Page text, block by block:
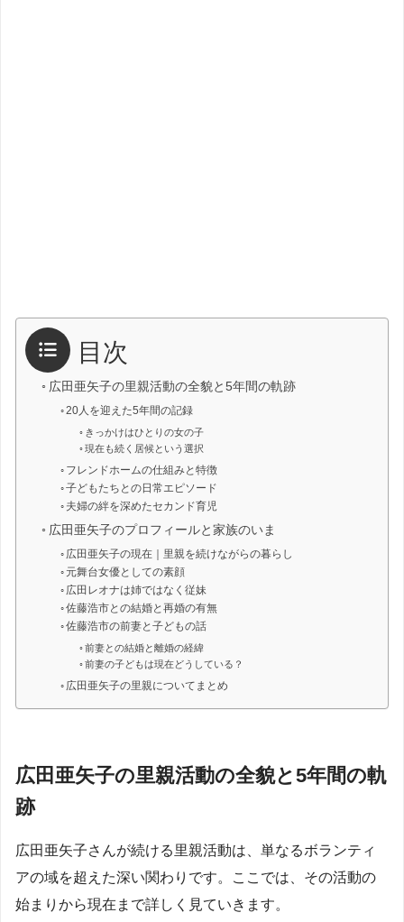
目次
広田亜矢子の里親活動の全貌と5年間の軌跡
20人を迎えた5年間の記録
きっかけはひとりの女の子
現在も続く居候という選択
フレンドホームの仕組みと特徴
子どもたちとの日常エピソード
夫婦の絆を深めたセカンド育児
広田亜矢子のプロフィールと家族のいま
広田亜矢子の現在｜里親を続けながらの暮らし
元舞台女優としての素顔
広田レオナは姉ではなく従妹
佐藤浩市との結婚と再婚の有無
佐藤浩市の前妻と子どもの話
前妻との結婚と離婚の経緯
前妻の子どもは現在どうしている？
広田亜矢子の里親についてまとめ
広田亜矢子の里親活動の全貌と5年間の軌
跡
広田亜矢子さんが続ける里親活動は、単なるボランティ
アの域を超えた深い関わりです。ここでは、その活動の
始まりから現在まで詳しく見ていきます。